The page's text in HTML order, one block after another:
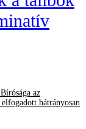
az
hátrányosan